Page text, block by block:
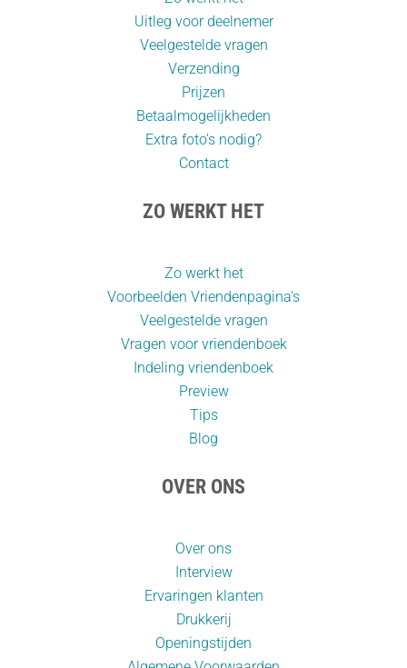
Uitleg voor deelnemer
Veelgestelde vragen
Verzending
Prijzen
Betaalmogelijkheden
Extra foto’s nodig?
Contact
ZO WERKT HET
Zo werkt het
Voorbeelden Vriendenpagina's
Veelgestelde vragen
Vragen voor vriendenboek
Indeling vriendenboek
Preview
Tips
Blog
OVER ONS
Over ons
Interview
Ervaringen klanten
Drukkerij
Openingstijden